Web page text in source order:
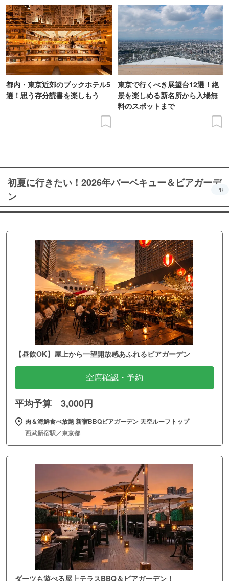
都内・東京近郊のブックホテル5
選！思う存分読書を楽しもう
東京で行くべき展望台12選！絶
景を楽しめる新名所から入場無
料のスポットまで
初夏に行きたい！2026年バーベキュー＆ビアガーデ
ン
PR
【昼飲OK】屋上から一望開放感あふれるビアガーデン
空席確認・予約
平均予算 3,000円
肉＆海鮮食べ放題 新宿BBQビアガーデン 天空ルーフトップ
西武新宿駅／東京都
ダーツも遊べる屋上テラスBBQ＆ビアガーデン！